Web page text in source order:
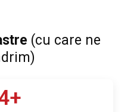
(cu care ne
+